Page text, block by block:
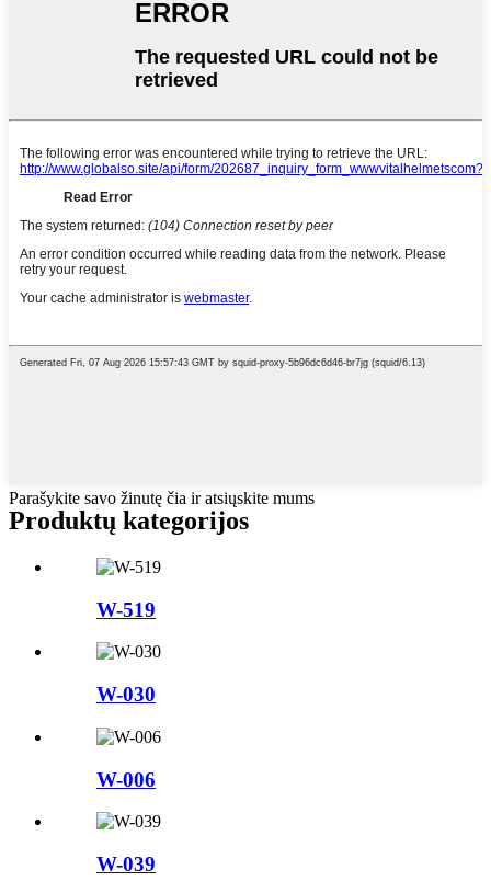
Parašykite savo žinutę čia ir atsiųskite mums
Produktų kategorijos
W-519
W-030
W-006
W-039